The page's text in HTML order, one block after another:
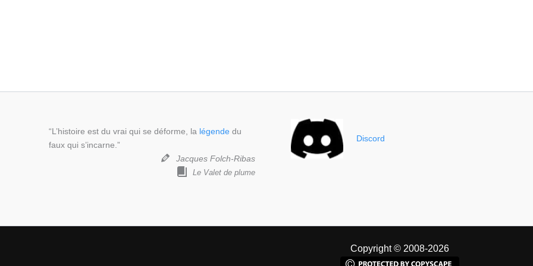
“L’histoire est du vrai qui se déforme, la légende du
faux qui s’incarne.”
Jacques Folch-Ribas
Le Valet de plume
Discord
Copyright © 2008-2026